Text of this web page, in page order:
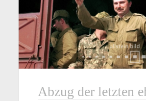
Abzug der letzten